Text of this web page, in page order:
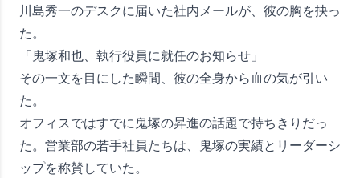
川島秀一のデスクに届いた社内メールが、彼の胸を抉っ
た。
「鬼塚和也、執行役員に就任のお知らせ」
その一文を目にした瞬間、彼の全身から血の気が引い
た。
オフィスではすでに鬼塚の昇進の話題で持ちきりだっ
た。営業部の若手社員たちは、鬼塚の実績とリーダーシ
ップを称賛していた。